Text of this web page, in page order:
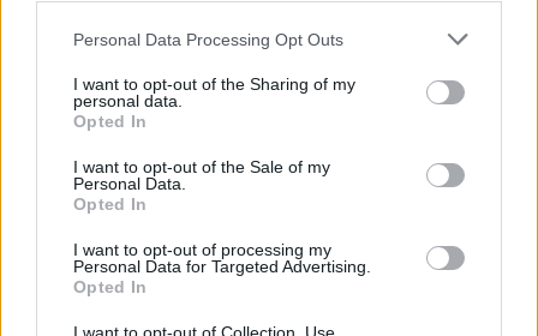
Personal Data Processing Opt Outs
I want to opt-out of the Sharing of my
personal data.
Opted In
I want to opt-out of the Sale of my
Personal Data.
Opted In
I want to opt-out of processing my
Personal Data for Targeted Advertising.
Opted In
vaiko gyvybių išgelbėti nepavyko
Žinios | Lietuvos diena
00:00:57
Savaitės vidurys nusimato karštas: temperatūra kils iki
32 laipsnių šilumos